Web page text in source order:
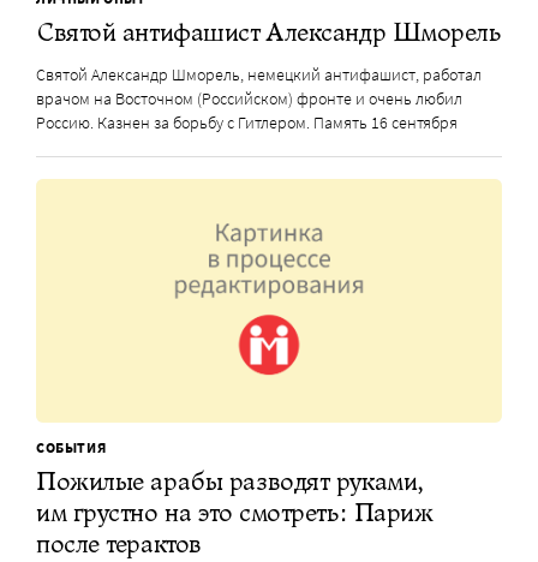
Святой антифашист Александр Шморель
Святой Александр Шморель, немецкий антифашист, работал
врачом на Восточном (Российском) фронте и очень любил
Россию. Казнен за борьбу с Гитлером. Память 16 сентября
СОБЫТИЯ
Пожилые арабы разводят руками,
им грустно на это смотреть: Париж
после терактов